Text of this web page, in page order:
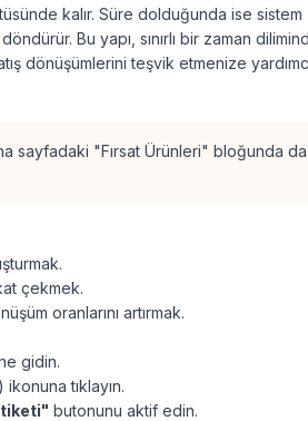
kalır. Süre dolduğunda ise sistem
Bu yapı, sınırlı bir zaman
dönüşümlerini teşvik etmenize
sayfadaki "Fırsat Ürünleri" bloğunda da
çekmek.
oranlarını artırmak.
gidin.
tıklayın.
butonunu aktif edin.